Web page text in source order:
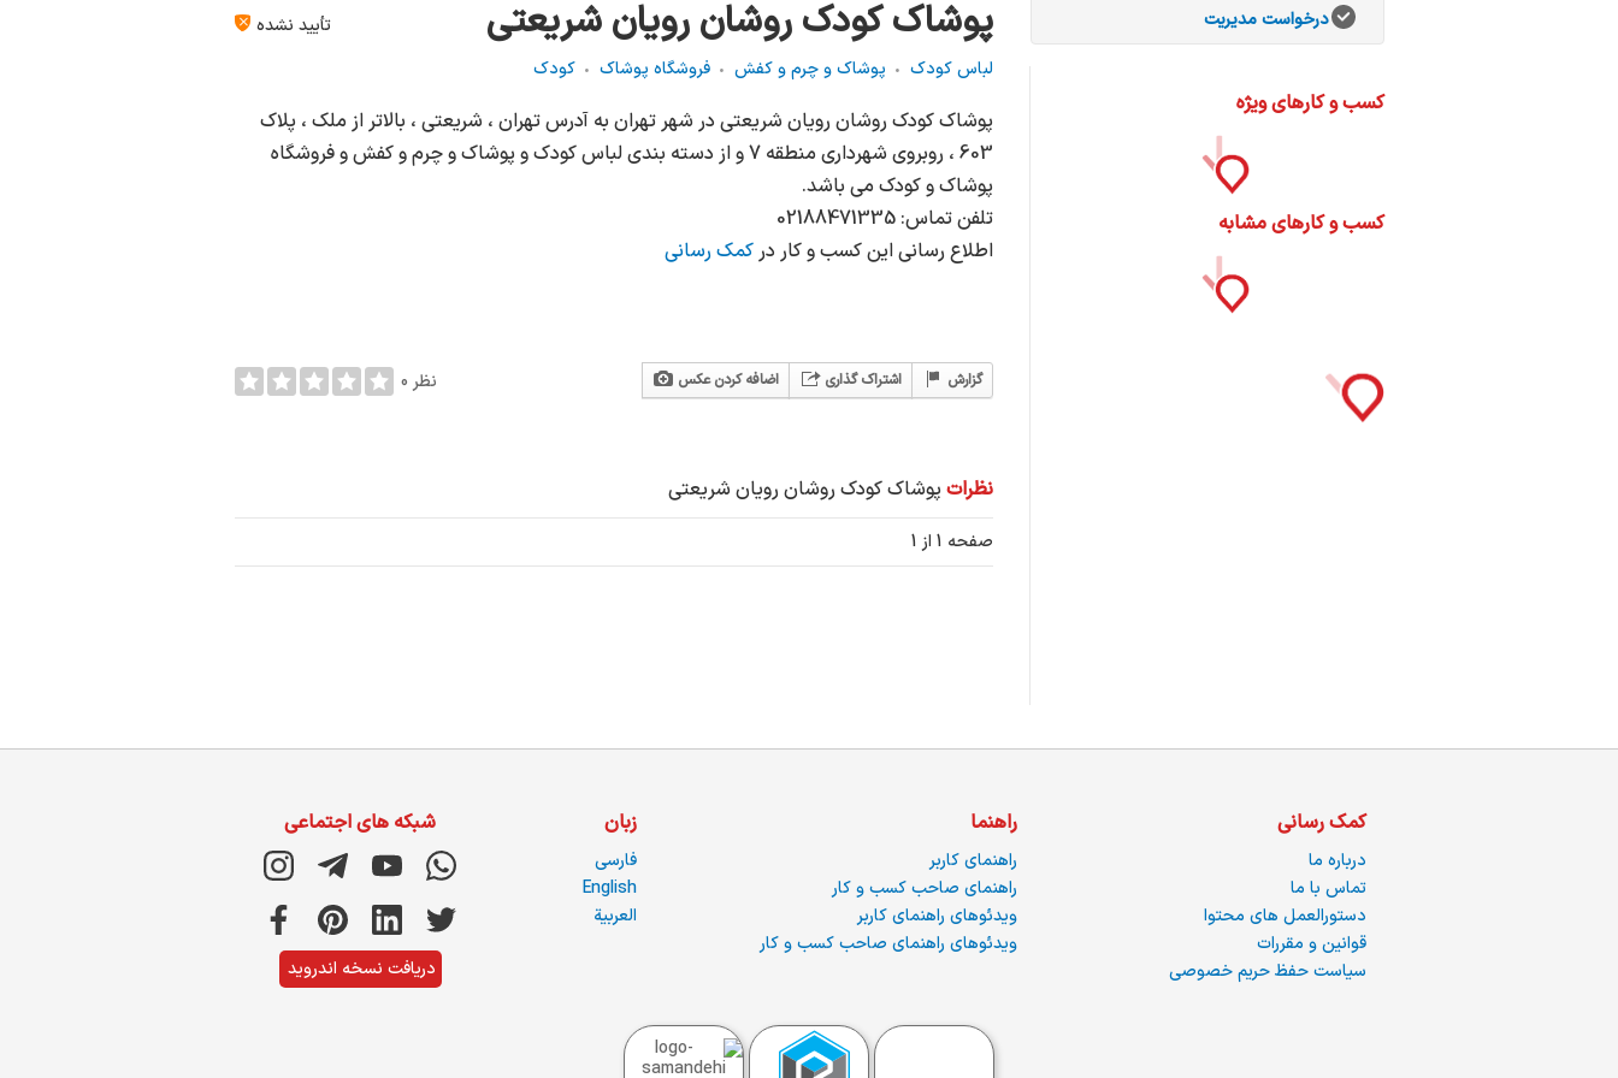
پوشاک کودک روشان رويان شريعتي
تأیید نشده
لباس كودك
پوشاک و چرم و کفش فروشگاه پوشاک کودک
پوشاک کودک روشان رويان شريعتي در شهر تهران به آدرس تهران ، شریعتی ، بالاتر از ملک ، پلاک
603 ، روبروی شهرداری منطقه 7 و از دسته بندی لباس كودك و پوشاک و چرم و کفش و فروشگاه
پوشاک و کودک می باشد.
تلفن تماس: 02188471335
اطلاع رسانی این کسب و کار درکمک رسانی
اضافه کردن عکس اشتراک گذاری گزارش 0 نظر
نظرات پوشاک کودک روشان رويان شريعتي
صفحه 1 از 1
درخواست مدیریت
کسب و کارهای ویژه
کسب و کارهای مشابه
کمک رسانی
درباره ما
تماس با ما
دستورالعمل های محتوا
قوانین و مقررات
سیاست حفظ حریم خصوصی
راهنما
راهنمای کاربر
راهنمای صاحب کسب و کار
ویدئوهای راهنمای کاربر
ویدئوهای راهنمای صاحب کسب و کار
زبان
فارسی
English
العربية
شبکه های اجتماعی
دریافت نسخه اندروید